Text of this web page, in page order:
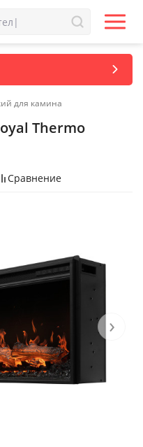
для камина
Thermo
Сравнение
›